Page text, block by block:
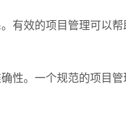
有效的项目管理可以
性。一个规范的项目